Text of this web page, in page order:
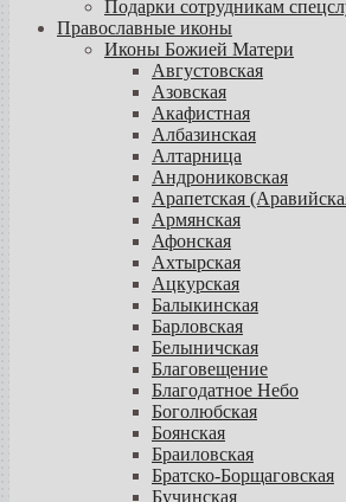
Подарки сотрудникам
Православные иконы
Иконы Божией Матери
Августовская
Азовская
Акафистная
Албазинская
Алтарница
Андрониковская
Арапетская
Армянская
Афонская
Ахтырская
Ацкурская
Балыкинская
Барловская
Белыничская
Благовещение
Благодатное Небо
Боголюбская
Боянская
Браиловская
Братско-Борщаговская
Бучинская